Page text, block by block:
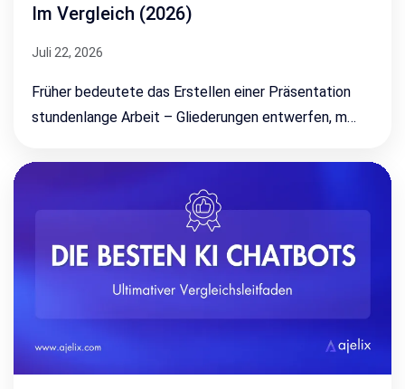
Im Vergleich (2026)
Juli 22, 2026
Früher bedeutete das Erstellen einer Präsentation
stundenlange Arbeit – Gliederungen entwerfen, m…